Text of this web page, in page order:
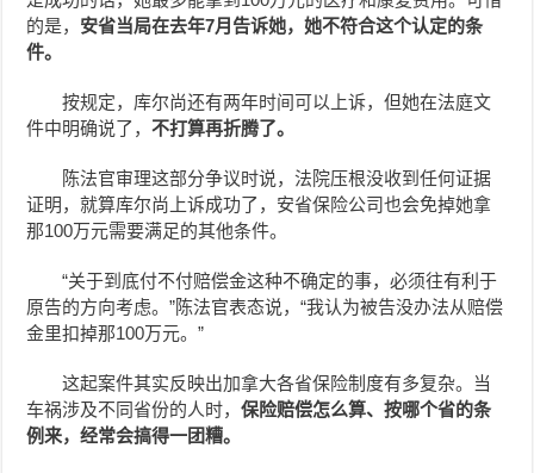
的是， 安省当局在去年7月告诉她，她不符合这个认定的条
件。
按规定，库尔尚还有两年时间可以上诉，但她在法庭文
件中明确说了，不打算再折腾了。
陈法官审理这部分争议时说，法院压根没收到任何证据
证明，就算库尔尚上诉成功了，安省保险公司也会免掉她拿
那100万元需要满足的其他条件。
“关于到底付不付赔偿金这种不确定的事，必须往有利于
原告的方向考虑。”陈法官表态说，“我认为被告没办法从赔偿
金里扣掉那100万元。”
这起案件其实反映出加拿大各省保险制度有多复杂。当
车祸涉及不同省份的人时，保险赔偿怎么算、按哪个省的条
例来，经常会搞得一团糟。